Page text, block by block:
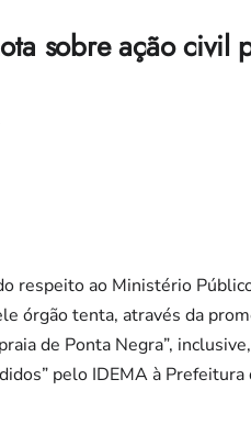
sobre ação
respeito ao Ministério
órgão tenta, através da
de Ponta Negra”,
pelo IDEMA à